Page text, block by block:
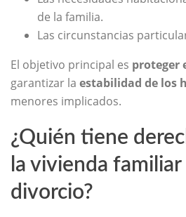
de la familia.
Las circunstancias
El objetivo principal es proteger
garantizar la estabilidad de los
menores implicados.
¿Quién tiene
la vivienda familiar
divorcio?